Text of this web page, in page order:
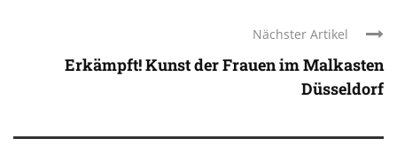
Nächster Artikel
Erkämpft! Kunst der Frauen im Malkasten
Düsseldorf